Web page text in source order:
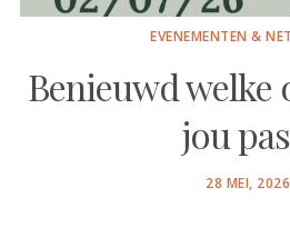
EVENEMENTEN &
Benieuwd
jou
POSTED
28 MEI, 2026